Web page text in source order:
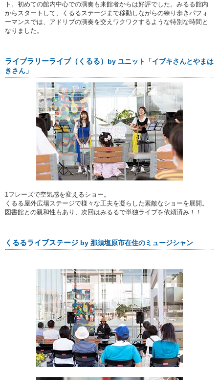
ト。初めての館内中心での演奏も来館者からは好評でした。みるる館内
からスタートして、くるるステージまで移動しながらの練り歩きパフォ
ーマンスでは、アドリブの演奏を交えワクワクするような特別な時間と
なりました。
ライブラリーライブ（くるる） by ユニット「イブキさんとやまは
きさん」
1フレーズで空気感を変えるショー。
くるる屋外広場ステージで様々な工夫を凝らした素敵なショーを展開。
図書館との親和性もあり、次回はみるるで単独ライブを依頼済み！！
くるるライブステージ by 那須塩原市在住のミュージシャン